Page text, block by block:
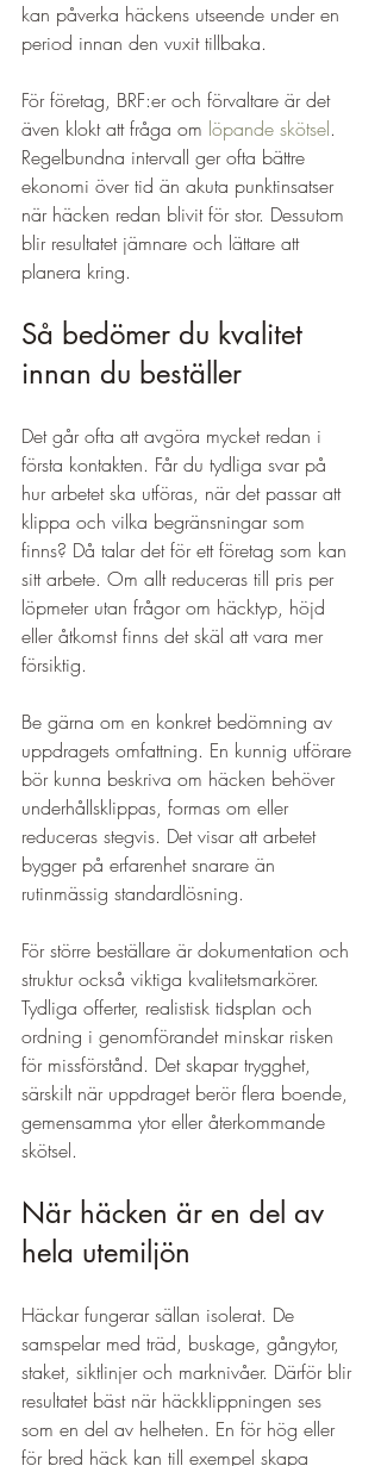
kan påverka häckens utseende under en
period innan den vuxit tillbaka.
För företag, BRF:er och förvaltare är det
även klokt att fråga om löpande skötsel.
Regelbundna intervall ger ofta bättre
ekonomi över tid än akuta punktinsatser
när häcken redan blivit för stor. Dessutom
blir resultatet jämnare och lättare att
planera kring.
Så bedömer du kvalitet
innan du beställer
Det går ofta att avgöra mycket redan i
första kontakten. Får du tydliga svar på
hur arbetet ska utföras, när det passar att
klippa och vilka begränsningar som
finns? Då talar det för ett företag som kan
sitt arbete. Om allt reduceras till pris per
löpmeter utan frågor om häcktyp, höjd
eller åtkomst finns det skäl att vara mer
försiktig.
Be gärna om en konkret bedömning av
uppdragets omfattning. En kunnig utförare
bör kunna beskriva om häcken behöver
underhållsklippas, formas om eller
reduceras stegvis. Det visar att arbetet
bygger på erfarenhet snarare än
rutinmässig standardlösning.
För större beställare är dokumentation och
struktur också viktiga kvalitetsmarkörer.
Tydliga offerter, realistisk tidsplan och
ordning i genomförandet minskar risken
för missförstånd. Det skapar trygghet,
särskilt när uppdraget berör flera boende,
gemensamma ytor eller återkommande
skötsel.
När häcken är en del av
hela utemiljön
Häckar fungerar sällan isolerat. De
samspelar med träd, buskage, gångytor,
staket, siktlinjer och marknivåer. Därför blir
resultatet bäst när häckklippningen ses
som en del av helheten. En för hög eller
för bred häck kan till exempel skapa